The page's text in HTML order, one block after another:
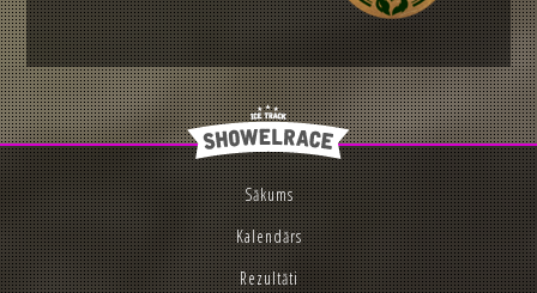
Sākums
Kalendārs
Rezultāti